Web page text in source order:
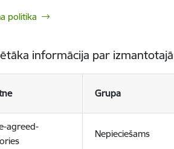
politika
informācija par
Grupa
agreed-
Nepieciešams